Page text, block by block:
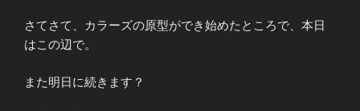
さてさて、カラーズの原型ができ始めたところで、本日
はこの辺で。
また明日に続きます？